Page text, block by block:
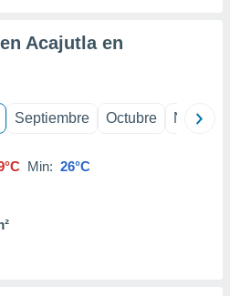
Acajutla en
Septiembre Octubre
Min: 26°C